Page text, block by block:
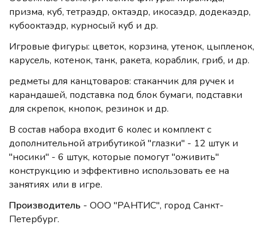
призма, куб, тетраэдр, октаэдр, икосаэдр, додекаэдр,
кубооктаэдр, курносый куб и др.
Игровые фигуры: цветок, корзина, утенок, цыпленок,
карусель, котенок, танк, ракета, кораблик, гриб, и др.
редметы для канцтоваров: стаканчик для ручек и
карандашей, подставка под блок бумаги, подставки
для скрепок, кнопок, резинок и др.
В состав набора входит 6 колес и комплект с
дополнительной атрибутикой "глазки" - 12 штук и
"носики" - 6 штук, которые помогут "оживить"
конструкцию и эффективно использовать ее на
занятиях или в игре.
Производитель - ООО "РАНТИС", город Санкт-
Петербург.